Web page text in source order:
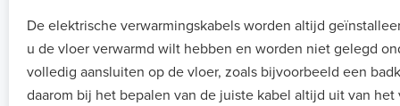
De elektrische verwarmingskabels worden altijd
u de vloer verwarmd wilt hebben en worden niet gelegd
volledig aansluiten op de vloer, zoals bijvoorbeeld een
daarom bij het bepalen van de juiste kabel altijd uit van